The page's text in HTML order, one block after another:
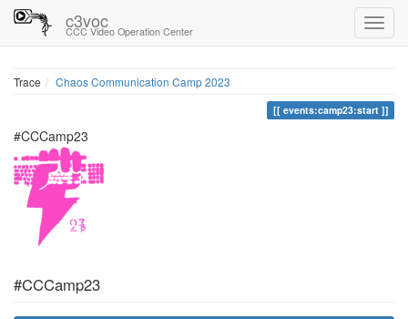
c3voc
CCC Video Operation Center
Trace Chaos Communication Camp 2023
events:camp23:start
#CCCamp23
#CCCamp23